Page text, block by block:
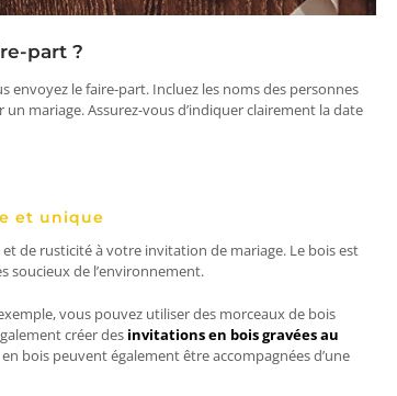
part ?
envoyez le faire-part. Incluez les noms des personnes
mariage. Assurez-vous d’indiquer clairement la date
et unique
de rusticité à votre invitation de mariage. Le bois est
soucieux de l’environnement.
vous pouvez utiliser des morceaux de bois
créer des invitations en bois gravées au
bois peuvent également être accompagnées d’une